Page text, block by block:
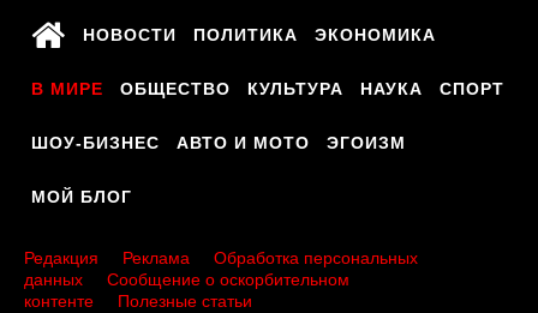
НОВОСТИ ПОЛИТИКА ЭКОНОМИКА
В МИРЕ ОБЩЕСТВО КУЛЬТУРА НАУКА СПОРТ
ШОУ-БИЗНЕС АВТО И МОТО ЭГОИЗМ
МОЙ БЛОГ
Редакция Реклама
Обработка персональных
данных
Сообщение о оскорбительном
контенте
Полезные статьи